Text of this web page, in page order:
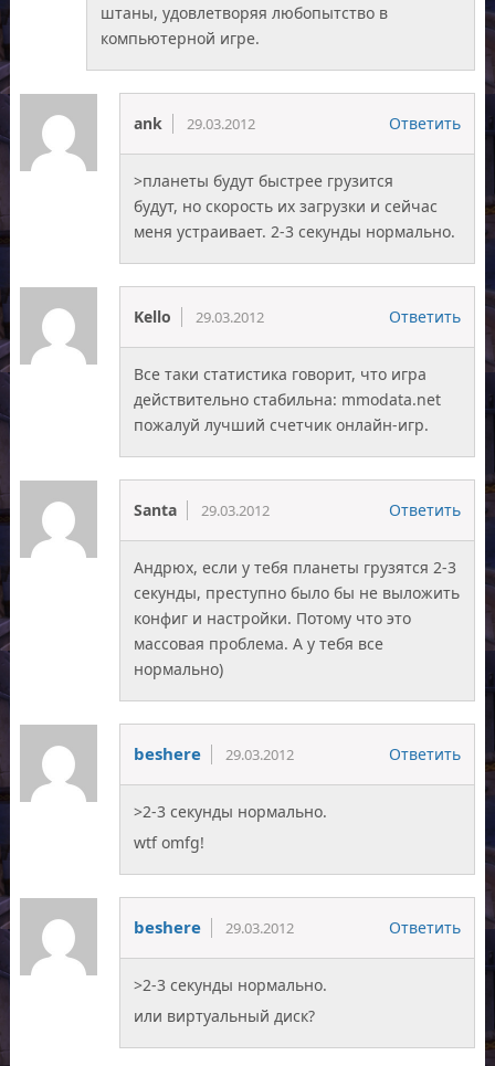
штаны, удовлетворяя любопытство в
компьютерной игре.
ank 29.03.2012 Ответить
>планеты будут быстрее грузится
будут, но скорость их загрузки и сейчас
меня устраивает. 2-3 секунды нормально.
Kello 29.03.2012 Ответить
Все таки статистика говорит, что игра
действительно стабильна: mmodata.net
пожалуй лучший счетчик онлайн-игр.
Santa 29.03.2012 Ответить
Андрюх, если у тебя планеты грузятся 2-3
секунды, преступно было бы не выложить
конфиг и настройки. Потому что это
массовая проблема. А у тебя все
нормально)
beshere 29.03.2012 Ответить
>2-3 секунды нормально.
wtf omfg!
beshere 29.03.2012 Ответить
>2-3 секунды нормально.
или виртуальный диск?